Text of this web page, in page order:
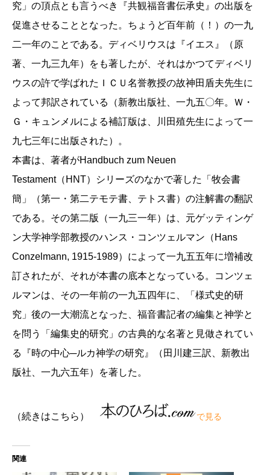
究」の頂点とも言うべき『共観福音書伝承史』の出版を
促進させることとなった。ちょうど百年前（！）の一九
二一年のことである。ディベリウスは『イエス』（原
著、一九三九年）をも著したが、それはかつてディベリ
ウスの許で学ばれたＩＣＵ名誉教授の故神田盾夫先生に
よって邦訳されている（新教出版社、一九五〇年。Ｗ・
Ｇ・キュンメルによる補訂版は、川田殖先生によって一
九七三年に出版された）。
本書は、著者がHandbuch zum Neuen
Testament（HNT）シリーズのなかで著した「牧会書
簡」（第一・第二テモテ書、テトス書）の注解書の翻訳
である。その第二版（一九三一年）は、元ゲッティンゲ
ン大学神学部教授のハンス・コンツェルマン（Hans
Conzelmann, 1915-1989）によって一九五五年に増補改
訂されたが、それが本書の底本となっている。コンツェ
ルマンは、その一年前の一九五四年に、「様式史的研
究」後の一大潮流となった、福音書記者の編集と神学と
を問う「編集史的研究」の古典的な名著と見做されてい
る『時の中心─ルカ神学の研究』（田川建三訳、新教出
版社、一九六五年）を著した。
（続きはこちら） で見る
関連